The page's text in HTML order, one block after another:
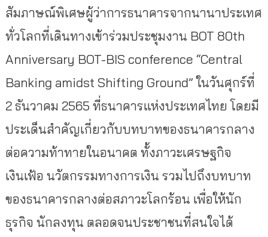
สัมภาษณ์พิเศษผู้ว่าการธนาคารจากนานาประเทศ
ทั่วโลกที่เดินทางเข้าร่วมประชุมงาน BOT 80th
Anniversary BOT-BIS conference “Central
Banking amidst Shifting Ground” ในวันศุกร์ที่
2 ธันวาคม 2565 ที่ธนาคารแห่งประเทศไทย โดยมี
ประเด็นสำคัญเกี่ยวกับบทบาทของธนาคารกลาง
ต่อความท้าทายในอนาคต ทั้งภาวะเศรษฐกิจ
เงินเฟ้อ นวัตกรรมทางการเงิน รวมไปถึงบทบาท
ของธนาคารกลางต่อสภาวะโลกร้อน เพื่อให้นัก
ธุรกิจ นักลงทุน ตลอดจนประชาชนที่สนใจได้